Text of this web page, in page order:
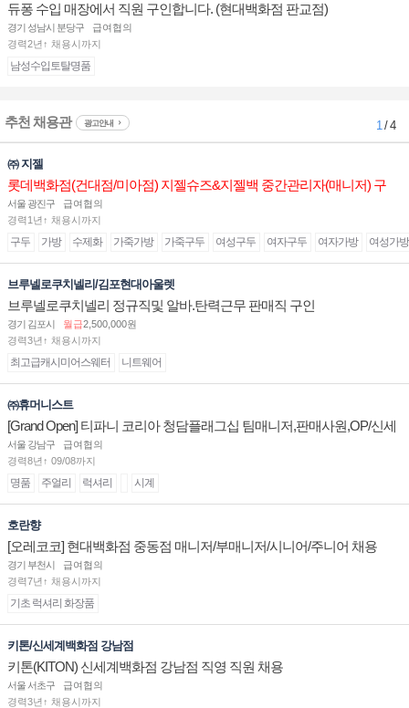
듀퐁 수입 매장에서 직원 구인합니다. (현대백화점 판교점)
경기 성남시 분당구
급여협의
경력2년↑ 채용시까지
남성수입토탈명품
추천 채용관 광고안내 1/ 4
㈜ 지젤
롯데백화점(건대점/미아점) 지젤슈즈&지젤백 중간관리자(매니저) 구
인합니다
서울 광진구
급여협의
경력1년↑ 채용시까지
구두 가방 수제화 가죽가방 가죽구두 여성구두 여자구두 여자가방 여성가방
브루넬로쿠치넬리/김포현대아울렛
브루넬로쿠치넬리 정규직및 알바.탄력근무 판매직 구인
경기 김포시 월급2,500,000원
경력3년↑ 채용시까지
최고급캐시미어스웨터 니트웨어
㈜휴머니스트
[Grand Open] 티파니 코리아 청담플래그십 팀매니저,판매사원,OP/신세
계대전 판매사원 채용
서울 강남구
급여협의
경력8년↑ 09/08까지
명품 주얼리 럭셔리 시계
호란향
[오레코코] 현대백화점 중동점 매니저/부매니저/시니어/주니어 채용
경기 부천시
급여협의
경력7년↑ 채용시까지
기초 럭셔리 화장품
키톤/신세계백화점 강남점
키톤(KITON) 신세계백화점 강남점 직영 직원 채용
서울 서초구
급여협의
경력3년↑ 채용시까지